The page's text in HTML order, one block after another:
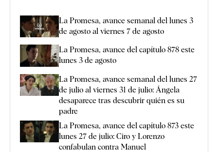
La Promesa, avance semanal del lunes 3
de agosto al viernes 7 de agosto
La Promesa, avance del capítulo 878 este
lunes 3 de agosto
La Promesa, avance semanal del lunes 27
de julio al viernes 31 de julio: Ángela
desaparece tras descubrir quién es su
padre
La Promesa, avance del capítulo 873 este
lunes 27 de julio: Ciro y Lorenzo
confabulan contra Manuel